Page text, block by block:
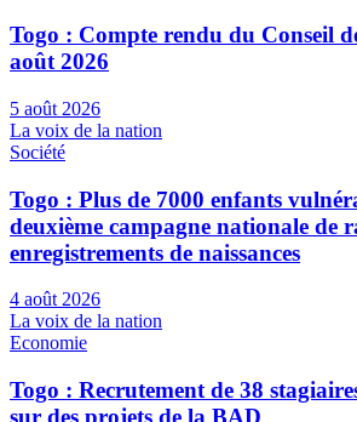
Togo : Compte rendu du Conseil
août 2026
5 août 2026
La voix de la nation
Société
Togo : Plus de 7000 enfants
deuxième campagne nationale de
enregistrements de naissances
4 août 2026
La voix de la nation
Economie
Togo : Recrutement de 38
sur des projets de la BAD